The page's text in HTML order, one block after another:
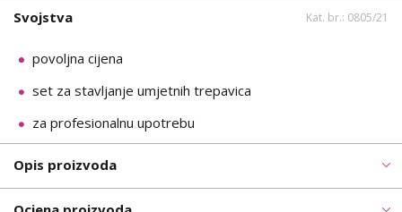
Svojstva Kat. br.: 0805/21
povoljna cijena
set za stavljanje umjetnih trepavica
za profesionalnu upotrebu
Opis proizvoda